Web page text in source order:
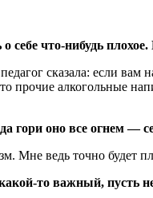
себе что-нибудь
сказала: если
прочие алкогольные
гори оно все огнем —
Мне ведь точно будет
то важный, пусть